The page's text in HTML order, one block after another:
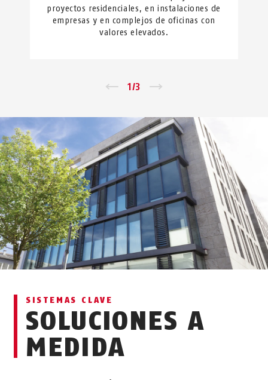
proyectos residenciales, en instalaciones de
empresas y en complejos de oficinas con
valores elevados.
1/3
SISTEMAS CLAVE
SOLUCIONES A
MEDIDA